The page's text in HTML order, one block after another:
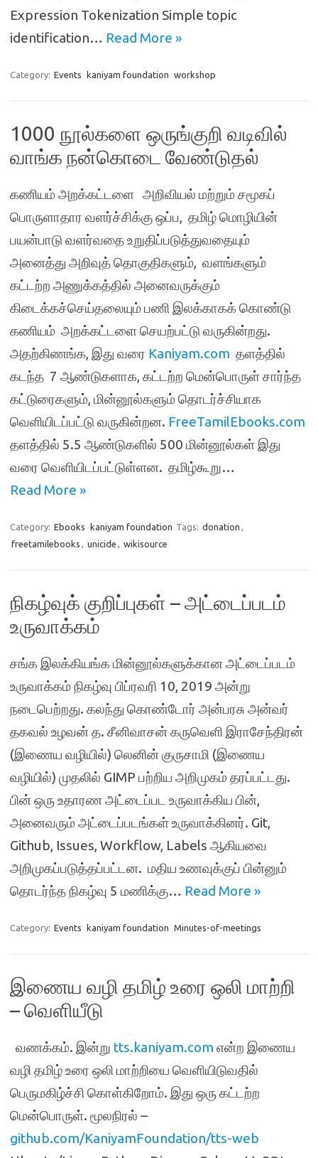
Expression Tokenization Simple topic
identification… Read More »
Category: Events kaniyam foundation workshop
1000 நூல்களை ஒருங்குறி வடிவில்
வாங்க நன்கொடை வேண்டுதல்
கணியம் அறக்கட்டளை அறிவியல் மற்றும் சமூகப்
பொருளாதார வளர்ச்சிக்கு ஒப்ப, தமிழ் மொழியின்
பயன்பாடு வளர்வதை உறுதிப்படுத்துவதையும்
அனைத்து அறிவுத் தொகுதிகளும், வளங்களும்
கட்டற்ற அணுக்கத்தில் அனைவருக்கும்
கிடைக்கச்செய்தலையும் பணி இலக்காகக் கொண்டு
கணியம் அறக்கட்டளை செயற்பட்டு வருகின்றது.
அதற்கிணங்க, இது வரை Kaniyam.com தளத்தில்
கடந்த 7 ஆண்டுகளாக, கட்டற்ற மென்பொருள் சார்ந்த
கட்டுரைகளும், மின்னூல்களும் தொடர்ச்சியாக
வெளியிடப்பட்டு வருகின்றன. FreeTamilEbooks.com
தளத்தில் 5.5 ஆண்டுகளில் 500 மின்னூல்கள் இது
வரை வெளியிடப்பட்டுள்ளன. தமிழ்கூறு…
Read More »
Category: Ebooks kaniyam foundation Tags: donation ,
freetamilebooks , unicide , wikisource
நிகழ்வுக் குறிப்புகள் – அட்டைப்படம்
உருவாக்கம்
சங்க இலக்கியங்க மின்னூல்களுக்கான அட்டைப்படம்
உருவாக்கம் நிகழ்வு பிப்ரவரி 10, 2019 அன்று
நடைபெற்றது. கலந்து கொண்டோர் அன்பரசு அன்வர்
தகவல் உழவன் த. சீனிவாசன் கருவெளி இராசேந்திரன்
(இணைய வழியில்) லெனின் குருசாமி (இணைய
வழியில்) முதலில் GIMP பற்றிய அறிமுகம் தரப்பட்டது.
பின் ஒரு உதாரண அட்டைப்பட உருவாக்கிய பின்,
அனைவரும் அட்டைப்படங்கள் உருவாக்கினர். Git,
Github, Issues, Workflow, Labels ஆகியவை
அறிமுகப்படுத்தப்பட்டன. மதிய உணவுக்குப் பின்னும்
தொடர்ந்த நிகழ்வு 5 மணிக்கு… Read More »
Category: Events kaniyam foundation Minutes-of-meetings
இணைய வழி தமிழ் உரை ஒலி மாற்றி
– வெளியீடு
வணக்கம். இன்று tts.kaniyam.com என்ற இணைய
வழி தமிழ் உரை ஒலி மாற்றியை வெளியிடுவதில்
பெருமகிழ்ச்சி கொள்கிறோம். இது ஒரு கட்டற்ற
மென்பொருள். மூலநிரல் –
github.com/KaniyamFoundation/tts-web